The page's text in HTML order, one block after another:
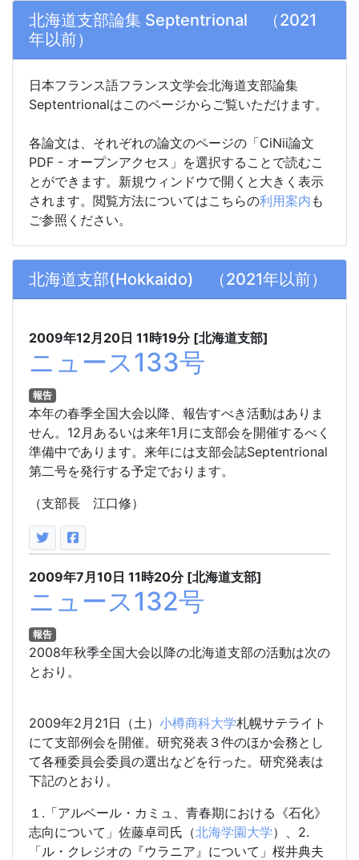
北海道支部論集 Septentrional （2021
年以前）
日本フランス語フランス文学会北海道支部論集
Septentrionalはこのページからご覧いただけます。
各論文は、それぞれの論文のページの「CiNii論文
PDF - オープンアクセス」を選択することで読むこ
とができます。新規ウィンドウで開くと大きく表示
されます。閲覧方法についてはこちらの利用案内 も
ご参照ください。
北海道支部(Hokkaido) （2021年以前）
2009年12月20日 11時19分 [北海道支部]
ニュース133号
報告
本年の春季全国大会以降、報告すべき活動はありま
せん。12月あるいは来年1月に支部会を開催するべく
準備中であります。来年には支部会誌Septentrional
第二号を発行する予定でおります。
（支部長 江口修）
2009年7月10日 11時20分 [北海道支部]
ニュース132号
報告
2008年秋季全国大会以降の北海道支部の活動は次の
とおり。
2009年2月21日（土） 小樽商科大学札幌サテライト
にて支部例会を開催。研究発表３件のほか会務とし
て各種委員会委員の選出などを行った。研究発表は
下記のとおり。
１.「アルベール・カミュ、青春期における《石化》
志向について」佐藤卓司氏（北海学園大学）、2.
「ル・クレジオの『ウラニア』について」桜井典夫